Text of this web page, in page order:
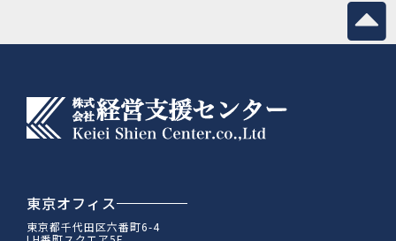
東京オフィス
東京都千代田区六番町6-4